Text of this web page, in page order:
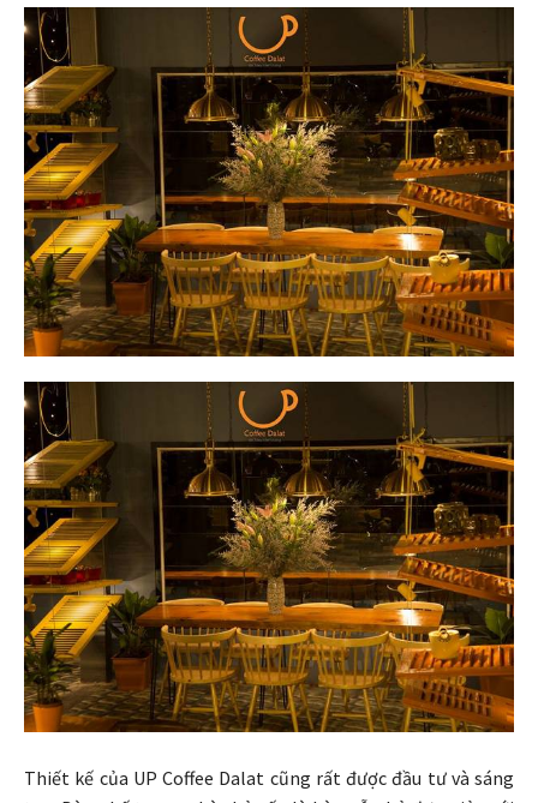
Thiết kế của UP Coffee Dalat cũng rất được đầu tư và sáng